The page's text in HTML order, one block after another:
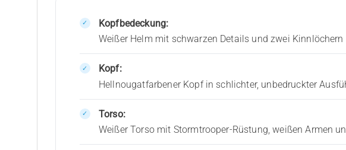
Kopfbedeckung:
Weißer Helm mit schwarzen Details und zwei Kinnlöchern
Kopf:
Hellnougatfarbener Kopf in schlichter, unbedruckter
Torso:
Weißer Torso mit Stormtrooper-Rüstung, weißen Armen